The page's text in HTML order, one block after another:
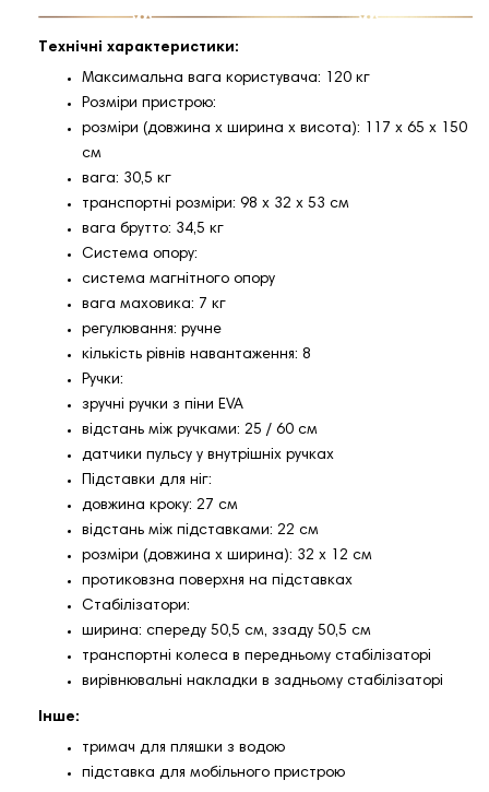
Технічні характеристики:
Максимальна вага користувача: 120 кг
Розміри пристрою:
розміри (довжина х ширина х висота): 117 х 65 х 150
см
вага: 30,5 кг
транспортні розміри: 98 x 32 x 53 см
вага брутто: 34,5 кг
Система опору:
система магнітного опору
вага маховика: 7 кг
регулювання: ручне
кількість рівнів навантаження: 8
Ручки:
зручні ручки з піни EVA
відстань між ручками: 25 / 60 см
датчики пульсу у внутрішніх ручках
Підставки для ніг:
довжина кроку: 27 см
відстань між підставками: 22 см
розміри (довжина х ширина): 32 х 12 см
протиковзна поверхня на підставках
Стабілізатори:
ширина: спереду 50,5 см, ззаду 50,5 см
транспортні колеса в передньому стабілізаторі
вирівнювальні накладки в задньому стабілізаторі
Інше:
тримач для пляшки з водою
підставка для мобільного пристрою